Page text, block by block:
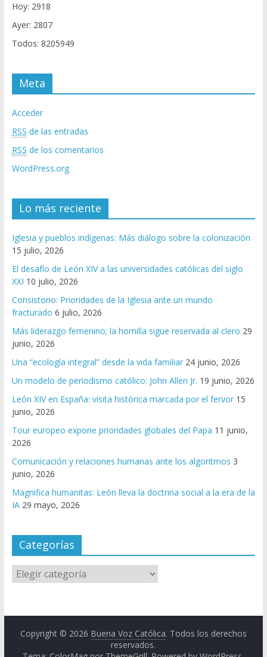
Hoy: 2918
Ayer: 2807
Todos: 8205949
Meta
Acceder
RSS de las entradas
RSS de los comentarios
WordPress.org
Lo más reciente
Iglesia y pueblos indígenas: Más diálogo sobre la colonización
15 julio, 2026
El desafío de León XIV a las universidades católicas del siglo
XXI 10 julio, 2026
Consistorio: Prioridades de la Iglesia ante un mundo
fracturado 6 julio, 2026
Más liderazgo femenino; la homilía sigue reservada al clero 29
junio, 2026
Una “ecología integral” desde la vida familiar 24 junio, 2026
Un modelo de periodismo católico: John Allen Jr. 19 junio, 2026
León XIV en España: visita histórica marcada por el fervor 15
junio, 2026
Tour europeo expone prioridades globales del Papa 11 junio,
2026
Comunicación y relaciones humanas ante los algoritmos 3
junio, 2026
Magnifica humanitas: León lleva la doctrina social a la era de la
IA 29 mayo, 2026
Categorías
Copyright © 2026 Buena Voz Católica. Todos los derechos
reservados.